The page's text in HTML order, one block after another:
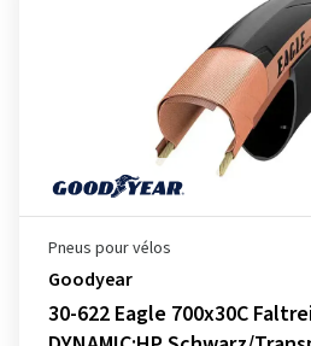
Pneus pour vélos
Goodyear
30-622 Eagle 700x30C